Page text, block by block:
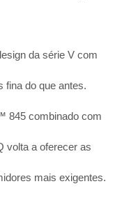
da série V com
fina do que antes.
845 combinado com
volta a oferecer as
mais exigentes.